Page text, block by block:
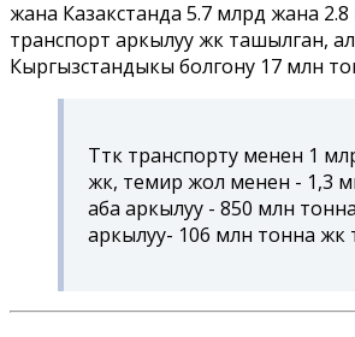
жана Казакстанда 5.7 млрд жана
транспорт аркылуу жүк ташылган,
Кыргызстандыкы болгону 17 млн
Түтүк транспорту менен 1
жүк, темир жол менен - 1,3
аба аркылуу - 850 млн
аркылуу- 106 млн тонна жүк